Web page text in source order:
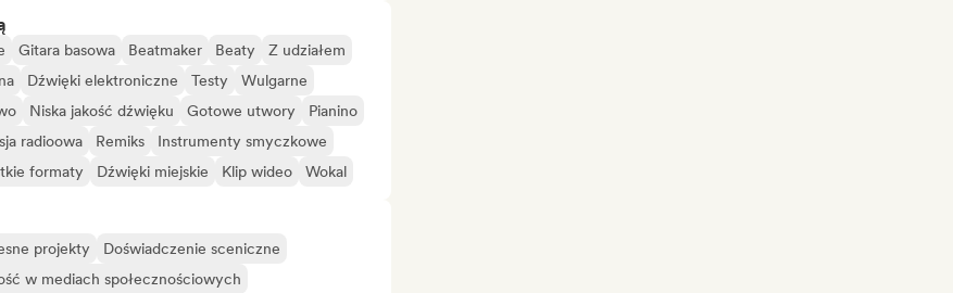
Gitara basowa Beatmaker Beaty
Z udziałem
Dźwięki elektroniczne Testy
Wulgarne
Niska jakość dźwięku Gotowe utwory
Pianino
radioowa Remiks
Instrumenty smyczkowe
formaty Dźwięki miejskie Klip wideo Wokal
projekty
Doświadczenie sceniczne
w mediach społecznościowych